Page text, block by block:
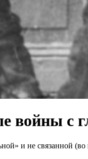
войны с
и не связанной